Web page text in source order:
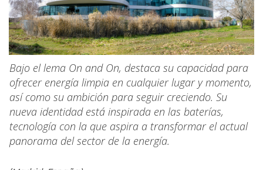
Bajo el lema On and On, destaca su capacidad para
ofrecer energía limpia en cualquier lugar y momento,
así como su ambición para seguir creciendo. Su
nueva identidad está inspirada en las baterías,
tecnología con la que aspira a transformar el actual
panorama del sector de la energía.